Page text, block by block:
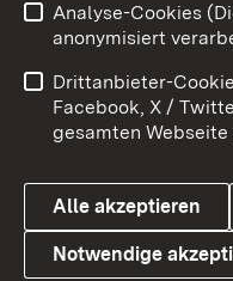
Link zum Landesportal
Impressum
Barrierefreiheit
Cookies
Analyse-Cookies
anonymisiert
Drittanbieter-
Facebook, X /
gesamten
Alle akzeptieren
Notwendige